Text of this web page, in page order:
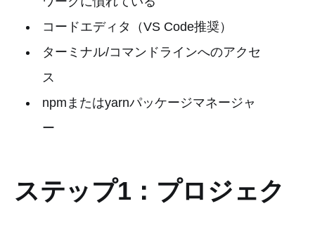
コードエディタ（VS Code推奨）
ターミナル/コマンドラインへのアクセ
ス
npmまたはyarnパッケージマネージャ
ー
ステップ1：プロジェク